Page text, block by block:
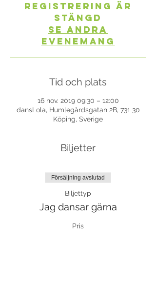
Registrering är
stängd
Se andra
evenemang
Tid och plats
16 nov. 2019 09:30 – 12:00
dansLola, Humlegårdsgatan 2B, 731 30
Köping, Sverige
Biljetter
Försäljning avslutad
Biljettyp
Jag dansar gärna
Pris